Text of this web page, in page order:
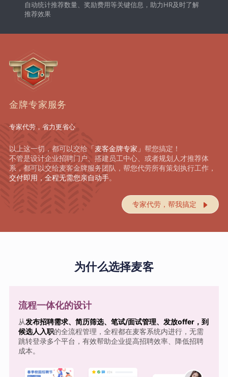
自动统计推荐数量、奖励费用等关键信息，助力HR及时了解
推荐效果
金牌专家服务
专家代劳，省力更省心
以上这一切，都可以交给「麦客金牌专家」 帮您搞定！
不管是设计企业招聘门户、搭建员工中心、或者规划人才推荐体
系，都可以交给麦客金牌服务团队，帮您代劳所有策划执行工作，
交付即用，全程无需您亲自动手。
专家代劳，帮我搞定 
为什么选择麦客
流程一体化的设计
从发布招聘需求、简历筛选、笔试/面试管理、发放offer，到
候选人入职的全流程管理，全程都在麦客系统内进行，无需
跳转登录多个平台，有效帮助企业提高招聘效率、降低招聘
成本。